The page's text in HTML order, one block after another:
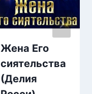
Жена Его
сиятельства
(Делия